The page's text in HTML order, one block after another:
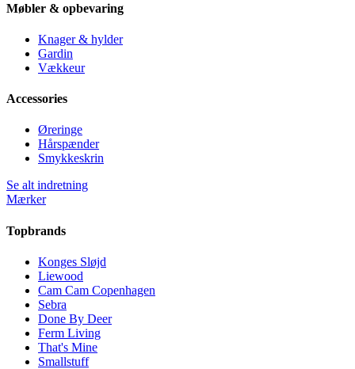
Møbler & opbevaring
Knager & hylder
Gardin
Vækkeur
Accessories
Øreringe
Hårspænder
Smykkeskrin
Se alt indretning
Mærker
Topbrands
Konges Sløjd
Liewood
Cam Cam Copenhagen
Sebra
Done By Deer
Ferm Living
That's Mine
Smallstuff